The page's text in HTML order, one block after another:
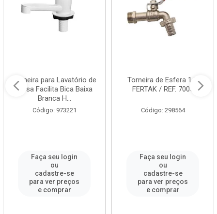
Torneira para Lavatório de
Mesa Facilita Bica Baixa
Branca H...
Código: 973221
Faça seu login
ou
cadastre-se
para ver preços
e comprar
Torneira de Esfera 1/2
FERTAK / REF. 7005
Código: 298564
Faça seu login
ou
cadastre-se
para ver preços
e comprar